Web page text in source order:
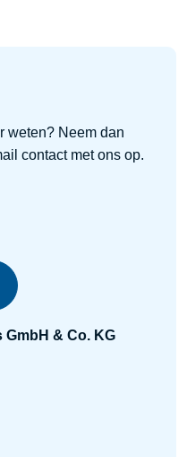
weten? Neem dan
contact met ons op.
& Co. KG